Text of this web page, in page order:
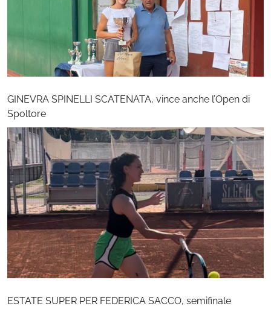
GINEVRA SPINELLI SCATENATA, vince anche l’Open di
Spoltore
ESTATE SUPER PER FEDERICA SACCO, semifinale